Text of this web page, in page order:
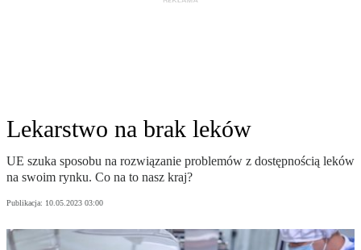
Lekarstwo na brak leków
UE szuka sposobu na rozwiązanie problemów z dostępnością leków
na swoim rynku. Co na to nasz kraj?
Publikacja: 10.05.2023 03:00